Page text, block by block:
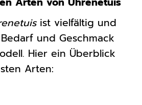
ist vielfältig und
und Geschmack
Hier ein Überblick
Arten: